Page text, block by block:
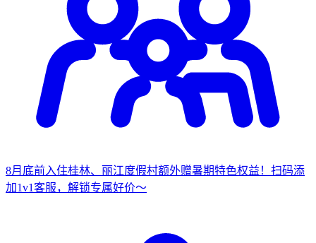
8月底前入住桂林、丽江度假村额外赠暑期特色权益！ 扫码添
加1v1客服，解锁专属好价～